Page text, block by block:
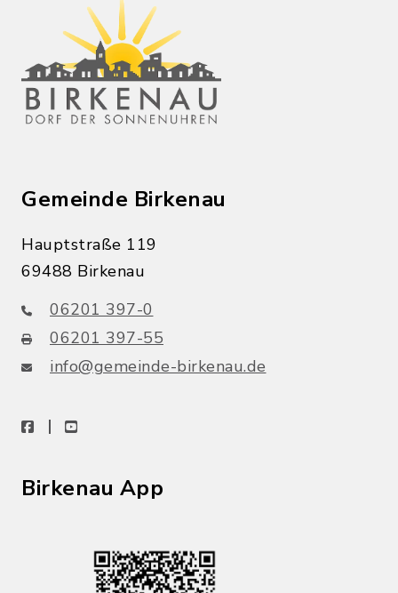
Gemeinde Birkenau
Hauptstraße 119
69488 Birkenau
06201 397-0
06201 397-55
info@gemeinde-birkenau.de
facebookyoutube
Birkenau App